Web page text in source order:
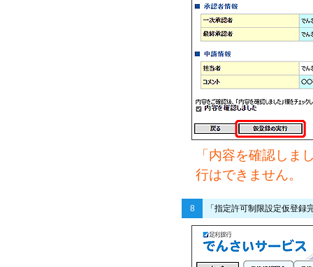
「内容を確認しま
行はできません。
8 「指定許可制限設定仮登録